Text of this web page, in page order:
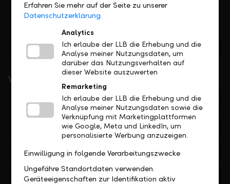
Standorte finden
Wichtige Links
Private
Firmen
Institutionelle
Private Banking
Erfahren Sie mehr auf der Seite zu unserer
Datenschutzerklärung.
Analytics
Ich erlaube der LLB die Erhebung und die
Analyse meiner Nutzungsdaten, um
darüber das Nutzungsverhalten auf
dieser Website auszuwerten
Remarketing
Ich erlaube der LLB die Erhebung und die
Analyse meiner Nutzungsdaten sowie die
Verknüpfung mit Marketingplattformen
wie Google, Meta und LinkedIn, um
personalisierte Werbung anzuzeigen.
Einwilligung in folgende Verarbeitungszwecke
Ungefähre Standortdaten verwenden.
Geräteeigenschaften zur Identifikation aktiv